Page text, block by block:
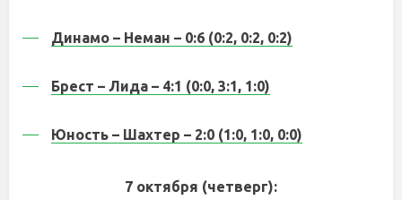
Динамо – Неман – 0:6 (0:2, 0:2, 0:2)
Брест – Лида – 4:1 (0:0, 3:1, 1:0)
Юность – Шахтер – 2:0 (1:0, 1:0, 0:0)
7 октября (четверг):